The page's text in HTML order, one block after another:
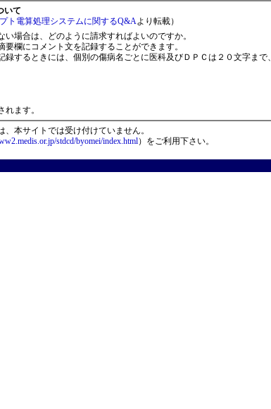
いて
ト電算処理システムに関するQ&Aより転載）
場合は、どのように請求すればよいのですか。
欄にコメント文を記録することができます。
するときには、個別の傷病名ごとに医科及びＤＰＣは２０文字まで
ます。
本サイトでは受け付けていません。
stdcd/byomei/index.html）をご利用下さい。